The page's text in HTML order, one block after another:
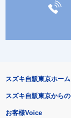
スズキ自販東京ホーム
スズキ自販東京から
お客様Voice